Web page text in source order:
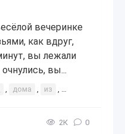
вечеринке
как вдруг,
вы лежали
вы...
, дома , из , дом
2К 0